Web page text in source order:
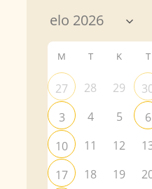
M T K T
27 28 29
3
4 5 6
10
11 12
17
18 19